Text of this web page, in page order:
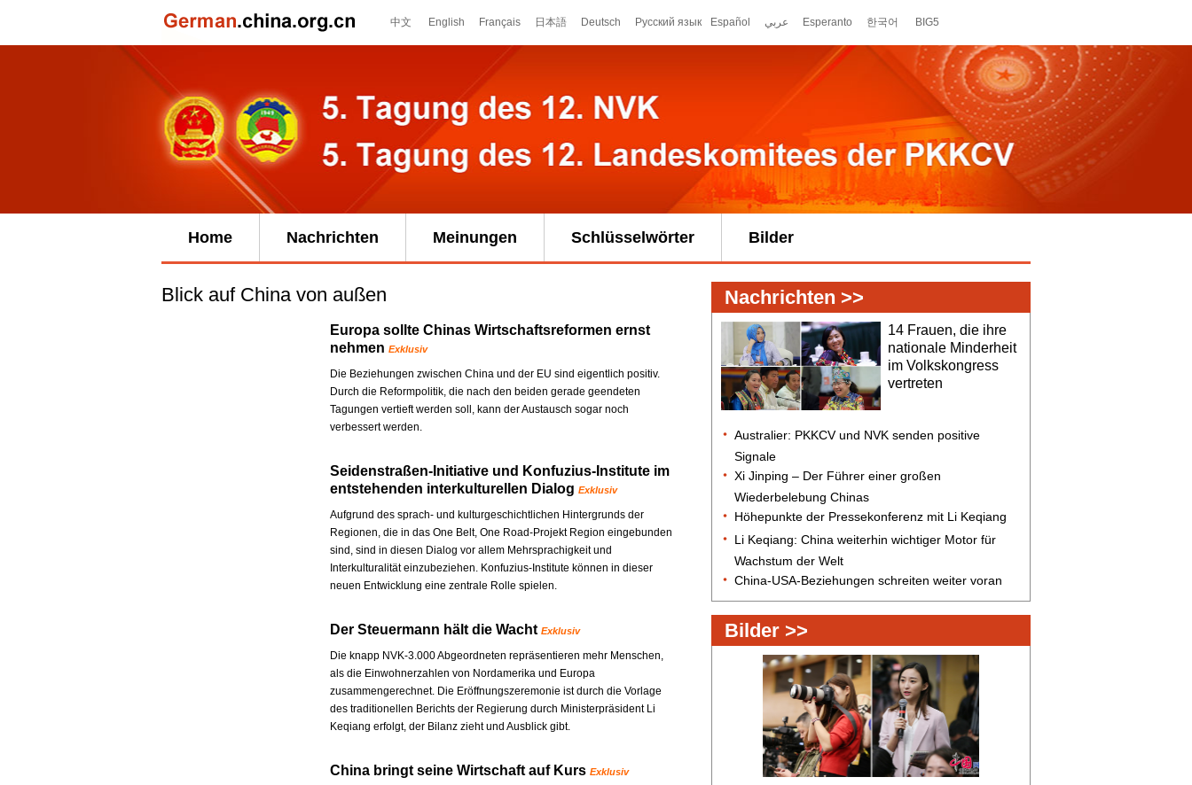
Home Nachrichten Meinungen Schlüsselwörter Bilder
Blick auf China von außen
Europa sollte Chinas Wirtschaftsreformen ernst
nehmen Exklusiv
Die Beziehungen zwischen China und der EU sind eigentlich positiv.
Durch die Reformpolitik, die nach den beiden gerade geendeten
Tagungen vertieft werden soll, kann der Austausch sogar noch
verbessert werden.
Seidenstraßen-Initiative und Konfuzius-Institute im
entstehenden interkulturellen Dialog Exklusiv
Aufgrund des sprach- und kulturgeschichtlichen Hintergrunds der
Regionen, die in das One Belt, One Road-Projekt Region eingebunden
sind, sind in diesen Dialog vor allem Mehrsprachigkeit und
Interkulturalität einzubeziehen. Konfuzius-Institute können in dieser
neuen Entwicklung eine zentrale Rolle spielen.
Der Steuermann hält die Wacht Exklusiv
Die knapp NVK-3.000 Abgeordneten repräsentieren mehr Menschen,
als die Einwohnerzahlen von Nordamerika und Europa
zusammengerechnet. Die Eröffnungszeremonie ist durch die Vorlage
des traditionellen Berichts der Regierung durch Ministerpräsident Li
Keqiang erfolgt, der Bilanz zieht und Ausblick gibt.
China bringt seine Wirtschaft auf Kurs Exklusiv